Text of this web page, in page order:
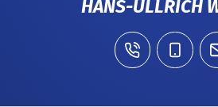
HANS-ULLRICH